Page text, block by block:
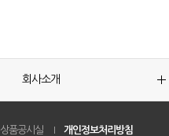
회사소개
상품공시실 개인정보처리방침